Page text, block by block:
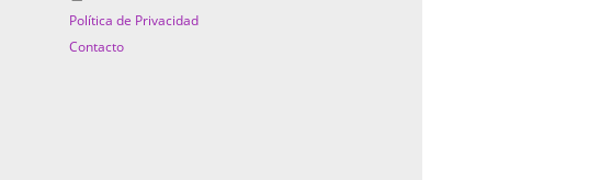
Política de Privacidad
Contacto